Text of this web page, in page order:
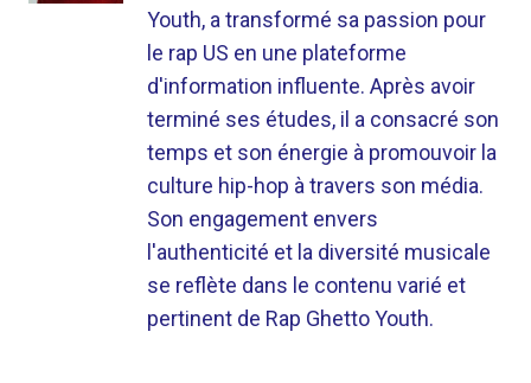
Youth, a transformé sa passion pour
le rap US en une plateforme
d'information influente. Après avoir
terminé ses études, il a consacré son
temps et son énergie à promouvoir la
culture hip-hop à travers son média.
Son engagement envers
l'authenticité et la diversité musicale
se reflète dans le contenu varié et
pertinent de Rap Ghetto Youth.